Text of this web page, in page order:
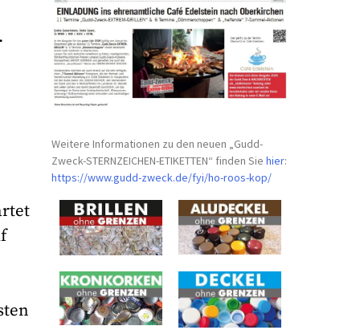
Weitere Informationen zu den neuen „Gudd-
Zweck-STERNZEICHEN-ETIKETTEN“ finden Siehier:
https://www.gudd-zweck.de/fyi/ho-roos-kop/